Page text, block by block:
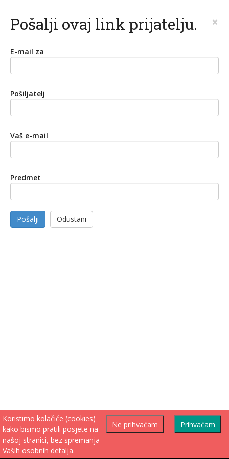
Pošalji ovaj link prijatelju. ×
E-mail za
Pošiljatelj
Vaš e-mail
Predmet
Pošalji Odustani
Prihvaćam
Ne prihvaćam
Koristimo kolačiće (cookies)
kako bismo pratili posjete na
našoj stranici, bez spremanja
Vaših osobnih detalja.